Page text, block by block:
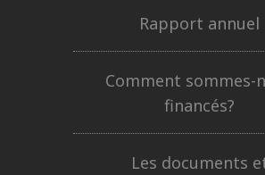
Rapport annuel
Comment sommes-
financés?
Les documents